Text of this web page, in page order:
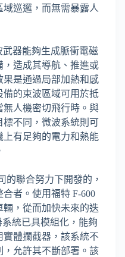
巡邏，而無需暴露人
武器能夠生成脈衝電磁
，造成其導航、推進或
是通過局部加熱和感
備的束波區域可用於抵
人機密切飛行時。與
不同，微波系統則可
有足夠的電力和熱能
的聯合努力下開發的，
者。使用福特 F-600
輛，從而加快未來的迭
系統已具模組化，能夠
體攔截器，該系統不
，允許其不斷部署。該